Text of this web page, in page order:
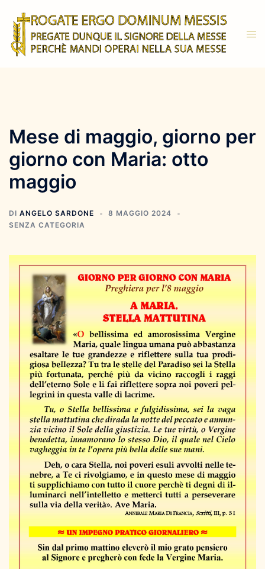
contenuto
Mese di maggio, giorno per
giorno con Maria: otto
maggio
DI ANGELO SARDONE
8 MAGGIO 2024
SENZA CATEGORIA